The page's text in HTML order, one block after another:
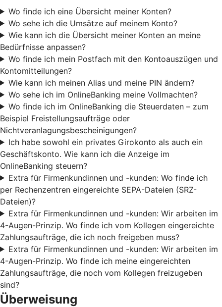
Wo finde ich eine Übersicht meiner Konten?
Wo sehe ich die Umsätze auf meinem Konto?
Wie kann ich die Übersicht meiner Konten an meine
Bedürfnisse anpassen?
Wo finde ich mein Postfach mit den Kontoauszügen und
Kontomitteilungen?
Wie kann ich meinen Alias und meine PIN ändern?
Wo sehe ich im OnlineBanking meine Vollmachten?
Wo finde ich im OnlineBanking die Steuerdaten – zum
Beispiel Freistellungsaufträge oder
Nichtveranlagungsbescheinigungen?
Ich habe sowohl ein privates Girokonto als auch ein
Geschäftskonto. Wie kann ich die Anzeige im
OnlineBanking steuern?
Extra für Firmenkundinnen und -kunden: Wo finde ich
per Rechenzentren eingereichte SEPA-Dateien (SRZ-
Dateien)?
Extra für Firmenkundinnen und -kunden: Wir arbeiten im
4-Augen-Prinzip. Wo finde ich vom Kollegen eingereichte
Zahlungsaufträge, die ich noch freigeben muss?
Extra für Firmenkundinnen und -kunden: Wir arbeiten im
4-Augen-Prinzip. Wo finde ich meine eingereichten
Zahlungsaufträge, die noch vom Kollegen freizugeben
sind?
Überweisung